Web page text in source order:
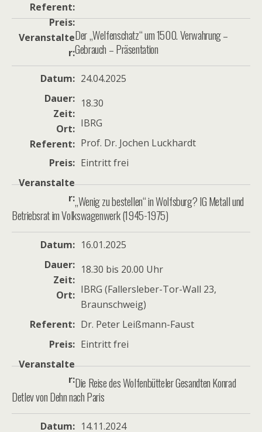
Referent
Preis
Veranstalte
r
Der „Welfenschatz“ um 1500. Verwahrung –
Gebrauch – Präsentation
Datum
24.04.2025
Dauer
Zeit
18.30
Ort
IBRG
Referent
Prof. Dr. Jochen Luckhardt
Preis
Eintritt frei
Veranstalte
r„Wenig zu bestellen“ in Wolfsburg? IG Metall und
Betriebsrat im Volkswagenwerk (1945-1975)
Datum
16.01.2025
Dauer
Zeit
18.30 bis 20.00 Uhr
Ort
IBRG (Fallersleber-Tor-Wall 23,
Braunschweig)
Referent
Dr. Peter Leißmann-Faust
Preis
Eintritt frei
Veranstalte
r Die Reise des Wolfenbütteler Gesandten Konrad
Detlev von Dehn nach Paris
Datum
14.11.2024